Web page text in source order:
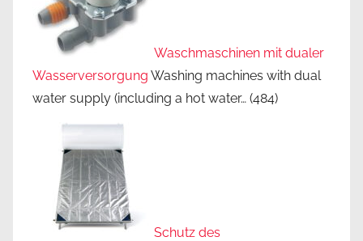
Waschmaschinen mit dualer
Wasserversorgung Washing machines with dual
water supply (including a hot water… (484)
Schutz des